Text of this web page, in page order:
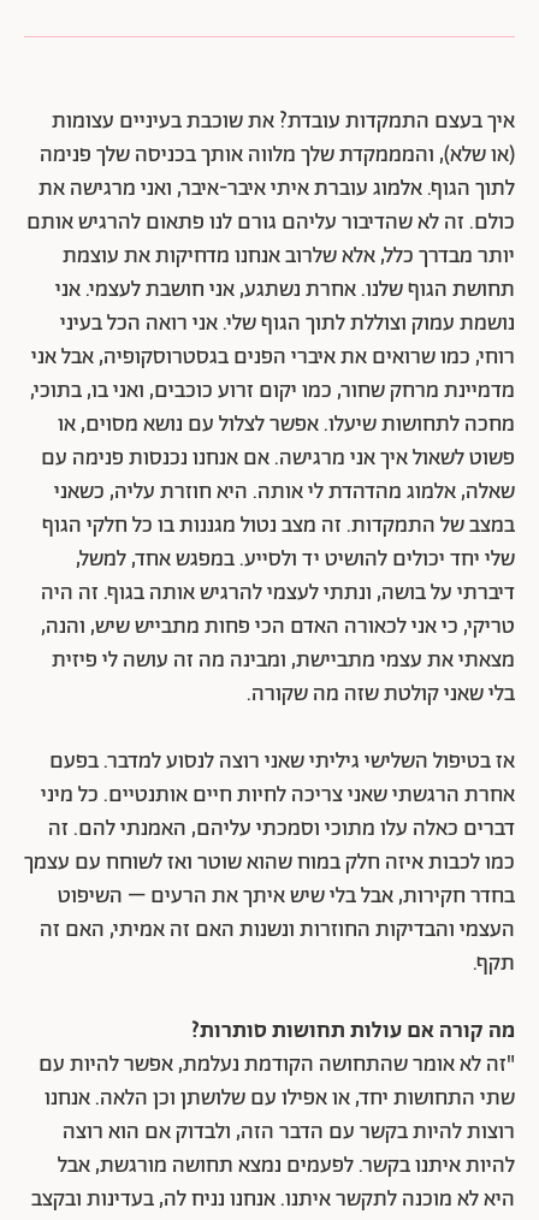
איך בעצם התמקדות עובדת? את שוכבת בעיניים עצומות
(או שלא), והמממקדת שלך מלווה אותך בכניסה שלך פנימה
לתוך הגוף. אלמוג עוברת איתי איבר-איבר, ואני מרגישה את
כולם. זה לא שהדיבור עליהם גורם לנו פתאום להרגיש אותם
יותר מבדרך כלל, אלא שלרוב אנחנו מדחיקות את עוצמת
תחושת הגוף שלנו. אחרת נשתגע, אני חושבת לעצמי. אני
נושמת עמוק וצוללת לתוך הגוף שלי. אני רואה הכל בעיני
רוחי, כמו שרואים את איברי הפנים בגסטרוסקופיה, אבל אני
מדמיינת מרחק שחור, כמו יקום זרוע כוכבים, ואני בו, בתוכי,
מחכה לתחושות שיעלו. אפשר לצלול עם נושא מסוים, או
פשוט לשאול איך אני מרגישה. אם אנחנו נכנסות פנימה עם
שאלה, אלמוג מהדהדת לי אותה. היא חוזרת עליה, כשאני
במצב של התמקדות. זה מצב נטול מגננות בו כל חלקי הגוף
שלי יחד יכולים להושיט יד ולסייע. במפגשאחד, למשל,
דיברתי על בושה, ונתתי לעצמי להרגיש אותה בגוף. זה היה
טריקי, כי אני לכאורה האדם הכי פחות מתבייש שיש, והנה,
מצאתי את עצמי מתביישת, ומבינה מה זה עושה לי פיזית
בלי שאני קולטת שזה מה שקורה.
אז בטיפול השלישי גיליתי שאני רוצה לנסוע למדבר. בפעם
אחרת הרגשתי שאני צריכה לחיות חיים אותנטיים. כל מיני
דברים כאלה עלו מתוכי וסמכתי עליהם, האמנתי להם. זה
כמו לכבות איזה חלק במוח שהוא שוטר ואז לשוחח עם עצמך
בחדר חקירות, אבל בלי שיש איתך את הרעים – השיפוט
העצמי והבדיקות החוזרות ונשנות האם זה אמיתי, האם זה
תקף.
מה קורה אם עולות תחושות סותרות?
"זה לא אומר שהתחושה הקודמת נעלמת, אפשר להיות עם
שתי התחושות יחד, או אפילו עם שלושתן וכן הלאה. אנחנו
רוצות להיות בקשר עם הדבר הזה, ולבדוק אם הוא רוצה
להיות איתנו בקשר. לפעמים נמצא תחושה מורגשת, אבל
היא לא מוכנה לתקשר איתנו. אנחנו נניח לה, בעדינות ובקצב